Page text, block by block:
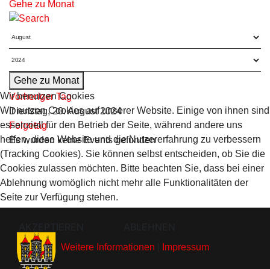
Gehe zu Monat
Gehe zu Monat
Vorheriger Tag
Dienstag, 20. August 2024
Folgetag
Es wurden keine Events gefunden
Wir benutzen Cookies
Wir nutzen Cookies auf unserer Website. Einige von ihnen sind
essenziell für den Betrieb der Seite, während andere uns
helfen, diese Website und die Nutzererfahrung zu verbessern
(Tracking Cookies). Sie können selbst entscheiden, ob Sie die
Cookies zulassen möchten. Bitte beachten Sie, dass bei einer
Ablehnung womöglich nicht mehr alle Funktionalitäten der
Seite zur Verfügung stehen.
Weitere Informationen Impressum